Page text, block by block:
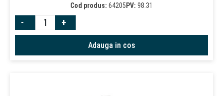
Cod produs: 64205 PV: 98.31
- +
Adauga in cos